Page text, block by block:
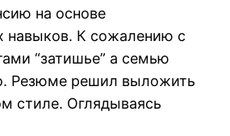
на основе
навыков. К сожалению с
“затишье” а семью
Резюме решил выложить
стиле. Оглядываясь